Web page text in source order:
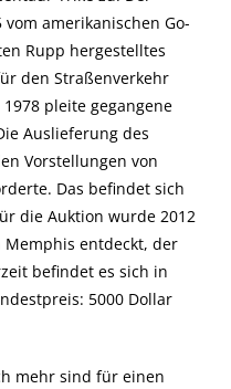
amerikanischen Go-
Rupp hergestelltes
den Straßenverkehr
pleite gegangene
Auslieferung des
Vorstellungen von
Das befindet sich
die Auktion wurde 2012
entdeckt, der
befindet es sich in
5000 Dollar
mehr sind für einen